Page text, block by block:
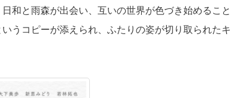
和と雨森が出会い、互いの世界が色づき始めること
うコピーが添えられ、ふたりの姿が切り取られた